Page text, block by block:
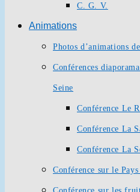
C. G. V.
Animations
Photos d’animations
Conférences
Seine
Conférence Le
Conférence La
Conférence La
Conférence sur le